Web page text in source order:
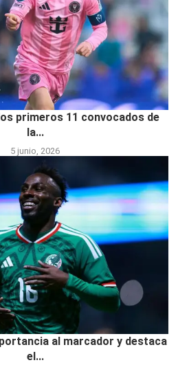
primeros 11 convocados de
la...
5 junio, 2026
al marcador y destaca
el...